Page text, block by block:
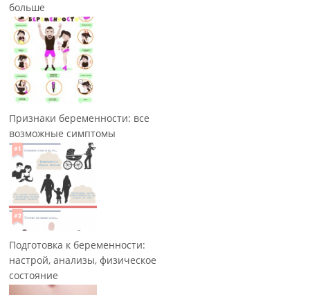
больше
Признаки беременности: все
возможные симптомы
Подготовка к беременности:
настрой, анализы, физическое
состояние